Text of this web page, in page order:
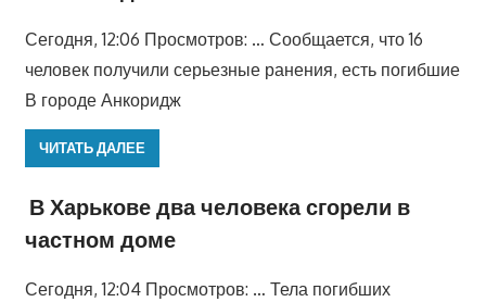
Сегодня, 12:06 Просмотров: … Сообщается, что 16
человек получили серьезные ранения, есть погибшие
В городе Анкоридж
ЧИТАТЬ ДАЛЕЕ
В Харькове два человека сгорели в
частном доме
Сегодня, 12:04 Просмотров: … Тела погибших